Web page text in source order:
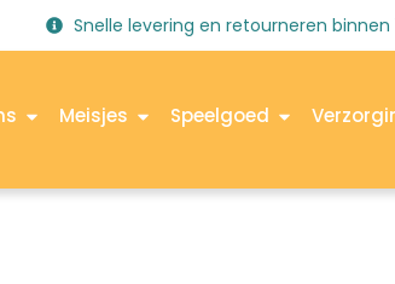
Snelle levering en retourneren binnen
Meisjes Speelgoed